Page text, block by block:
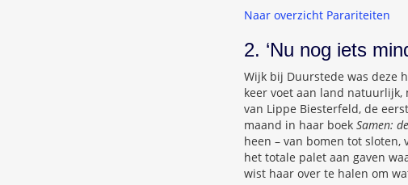
Naar overzicht Parariteiten
2. ‘Nu nog iets
Wijk bij Duurstede was deze
keer voet aan land natuurlijk,
van Lippe Biesterfeld, de
maand in haar boek Samen:
heen – van bomen tot sloten,
het totale palet aan gaven
wist haar over te halen om